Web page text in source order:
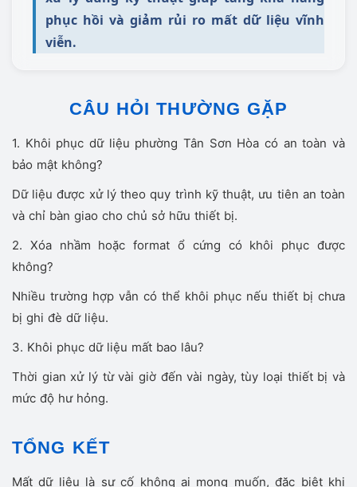
phục hồi và giảm rủi ro mất dữ liệu vĩnh
viễn.
CÂU HỎI THƯỜNG GẶP
1. Khôi phục dữ liệu phường Tân Sơn Hòa có an toàn và
bảo mật không?
Dữ liệu được xử lý theo quy trình kỹ thuật, ưu tiên an toàn
và chỉ bàn giao cho chủ sở hữu thiết bị.
2. Xóa nhầm hoặc format ổ cứng có khôi phục được
không?
Nhiều trường hợp vẫn có thể khôi phục nếu thiết bị chưa
bị ghi đè dữ liệu.
3. Khôi phục dữ liệu mất bao lâu?
Thời gian xử lý từ vài giờ đến vài ngày, tùy loại thiết bị và
mức độ hư hỏng.
TỔNG KẾT
Mất dữ liệu là sự cố không ai mong muốn, đặc biệt khi